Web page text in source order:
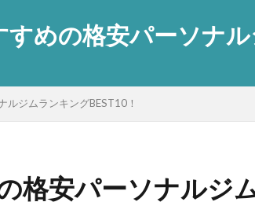
めの格安パーソナル
ルジムランキングBEST10！
格安パーソナルジ